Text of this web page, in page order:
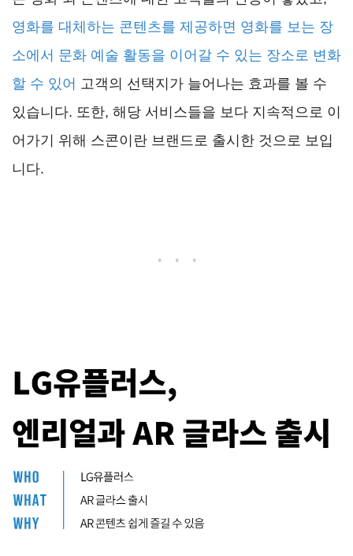
영화를 대체하는 콘텐츠를 제공하면 영화를 보는 장
소에서 문화 예술 활동을 이어갈 수 있는 장소로 변화
할 수 있어 고객의 선택지가 늘어나는 효과를 볼 수
있습니다. 또한, 해당 서비스들을 보다 지속적으로 이
어가기 위해 스콘이란 브랜드로 출시한 것으로 보입
니다.
. . .